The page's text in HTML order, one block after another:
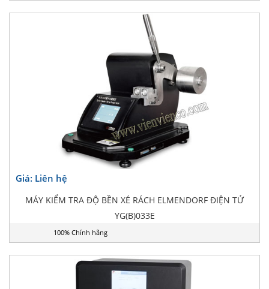
Giá: Liên hệ
MÁY KIỂM TRA ĐỘ BỀN XÉ RÁCH ELMENDORF ĐIỆN TỬ
YG(B)033E
100% Chính hãng